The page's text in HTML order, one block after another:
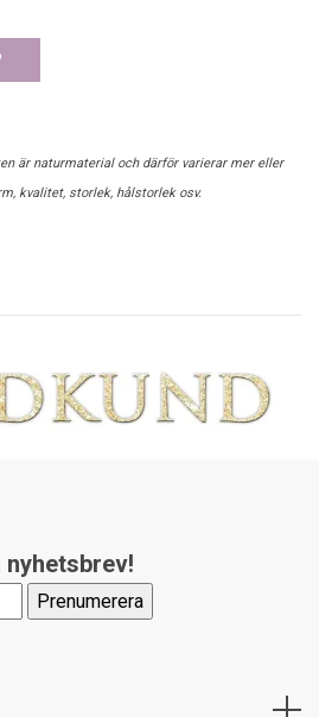
är naturmaterial och därför varierar mer eller
kvalitet, storlek, hålstorlek osv.